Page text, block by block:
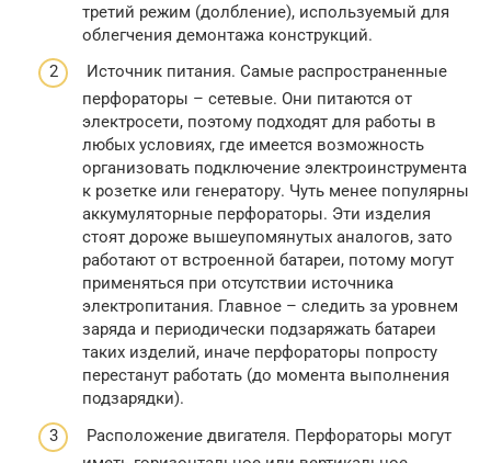
третий режим (долбление), используемый для
облегчения демонтажа конструкций.
Источник питания. Самые распространенные
перфораторы – сетевые. Они питаются от
электросети, поэтому подходят для работы в
любых условиях, где имеется возможность
организовать подключение электроинструмента
к розетке или генератору. Чуть менее популярны
аккумуляторные перфораторы. Эти изделия
стоят дороже вышеупомянутых аналогов, зато
работают от встроенной батареи, потому могут
применяться при отсутствии источника
электропитания. Главное – следить за уровнем
заряда и периодически подзаряжать батареи
таких изделий, иначе перфораторы попросту
перестанут работать (до момента выполнения
подзарядки).
Расположение двигателя. Перфораторы могут